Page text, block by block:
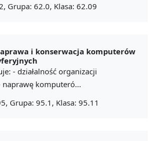
Grupa: 62.0, Klasa: 62.09
i konserwacja komputerów
- działalność organizacji
naprawę komputeró...
Grupa: 95.1, Klasa: 95.11